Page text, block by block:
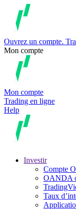
Ouvrez un compte.
Mon compte
Mon compte
Trading en ligne
Help
Investir
Compte
OANDA
Taux